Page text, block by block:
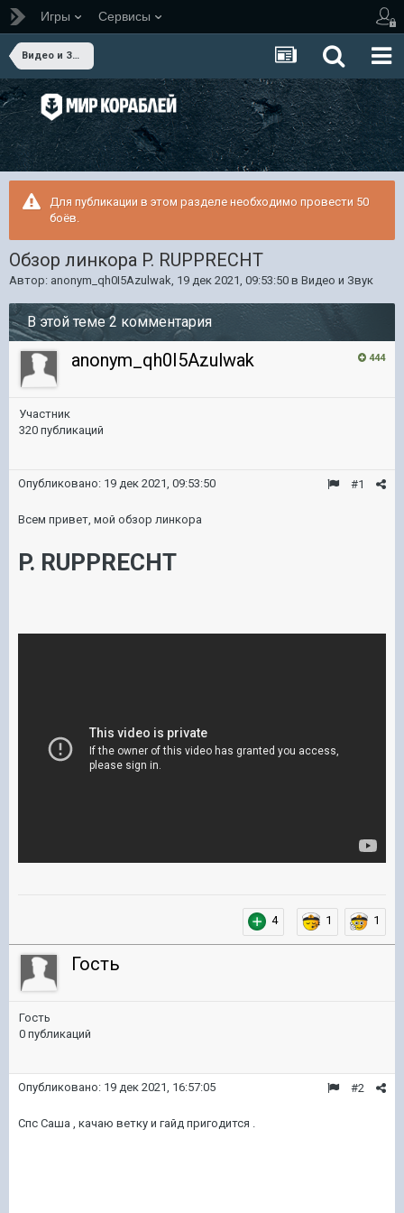
Игры Сервисы
Видео и Звук
Для публикации в этом разделе необходимо провести 50
боёв.
Обзор линкора P. RUPPRECHT
Автор: anonym_qh0I5Azulwak, 19 дек 2021, 09:53:50 в Видео и Звук
В этой теме 2 комментария
444
anonym_qh0I5Azulwak
Участник
320 публикаций
#1
Опубликовано: 19 дек 2021, 09:53:50
Всем привет, мой обзор линкора
P. RUPPRECHT
4 1 1
Гость
Гость
0 публикаций
#2
Опубликовано: 19 дек 2021, 16:57:05
Спс Саша , качаю ветку и гайд пригодится .